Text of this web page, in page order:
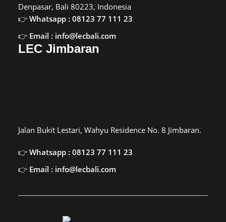
Denpasar, Bali 80223, Indonesia
Whatsapp : 08123 77 111 23
Email : info@lecbali.com
LEC Jimbaran
Jalan Bukit Lestari, Wahyu Residence No. 8 Jimbaran.
Whatsapp : 08123 77 111 23
Email : info@lecbali.com